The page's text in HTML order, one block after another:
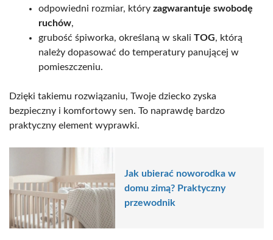
odpowiedni rozmiar, który zagwarantuje swobodę
ruchów,
grubość śpiworka, określaną w skali TOG, którą
należy dopasować do temperatury panującej w
pomieszczeniu.
Dzięki takiemu rozwiązaniu, Twoje dziecko zyska
bezpieczny i komfortowy sen. To naprawdę bardzo
praktyczny element wyprawki.
Jak ubierać noworodka w
domu zimą? Praktyczny
przewodnik